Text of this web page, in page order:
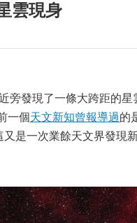
雲現身
旁發現了一條大跨距的
一個天文新知曾報導過的
又是一次業餘天文界發現